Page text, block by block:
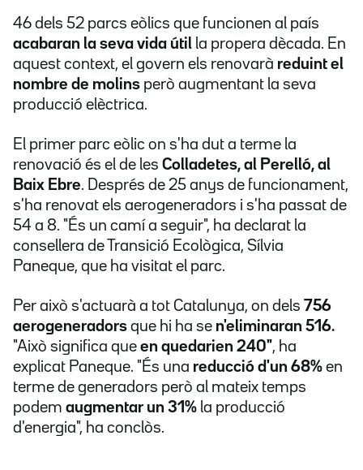
46 dels 52 parcs eòlics que funcionen al país
acabaran la seva vida útil la propera dècada. En
aquest context, el govern els renovarà reduint el
nombre de molins però augmentant la seva
producció elèctrica.
El primer parc eòlic on s'ha dut a terme la
renovació és el de les Colladetes, al Perelló, al
Baix Ebre. Després de 25 anys de funcionament,
s'ha renovat els aerogeneradors i s'ha passat de
54 a 8. "És un camí a seguir", ha declarat la
consellera de Transició Ecològica, Sílvia
Paneque, que ha visitat el parc.
Per això s'actuarà a tot Catalunya, on dels 756
aerogeneradors que hi ha se n'eliminaran 516.
"Això significa que en quedarien 240", ha
explicat Paneque. "És una reducció d'un 68% en
terme de generadors però al mateix temps
podem augmentar un 31% la producció
d'energia", ha conclòs.